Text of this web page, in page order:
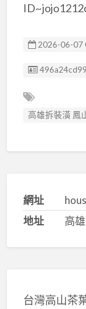
2026-06-07
廣告编號
高雄拆裝潢 鳳
網址
地址
高
台灣高山茶